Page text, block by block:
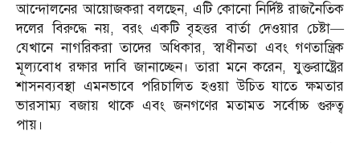
আন্দোলনের আয়োজকরা বলছেন, এটি কোনো নির্দিষ্ট রাজনৈতিক
দলের বিরুদ্ধে নয়, বরং একটি বৃহত্তর বার্তা দেওয়ার চেষ্টা—
যেখানে নাগরিকরা তাদের অধিকার, স্বাধীনতা এবং গণতান্ত্রিক
মূল্যবোধ রক্ষার দাবি জানাচ্ছেন। তারা মনে করেন, যুক্তরাষ্ট্রের
শাসনব্যবস্থা এমনভাবে পরিচালিত হওয়া উচিত যাতে ক্ষমতার
ভারসাম্য বজায় থাকে এবং জনগণের মতামত সর্বোচ্চ গুরুত্ব
পায়।